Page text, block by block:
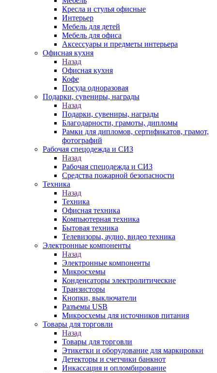
Кресла и стулья офисные
Интерьер
Мебель для детей
Мебель для офиса
Аксессуары и предметы интерьера
Офисная кухня
Назад
Офисная кухня
Кофе
Посуда одноразовая
Подарки, сувениры, награды
Назад
Подарки, сувениры, награды
Благодарности, грамоты, дипломы
Рамки для дипломов, сертификатов, грамот,
фотографий
Рабочая спецодежда и СИЗ
Назад
Рабочая спецодежда и СИЗ
Средства пожарной безопасности
Техника
Назад
Техника
Офисная техника
Компьютерная техника
Бытовая техника
Телевизоры, аудио, видео техника
Электронные компоненты
Назад
Электронные компоненты
Микросхемы
Конденсаторы электролитические
Транзисторы
Кнопки, выключатели
Разъемы USB
Микросхемы для источников питания
Товары для торговли
Назад
Товары для торговли
Этикетки и оборудование для маркировки
Детекторы и счетчики банкнот
Инкассация и опломбирование